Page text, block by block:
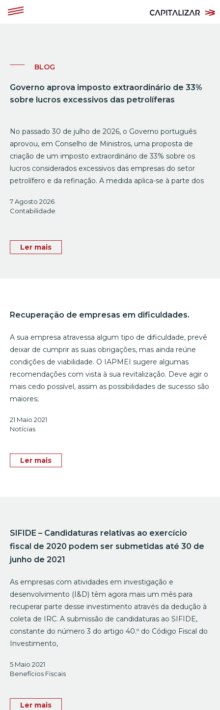
BLOG
Governo aprova imposto extraordinário de 33%
sobre lucros excessivos das petrolíferas
No passado 30 de julho de 2026, o Governo português
aprovou, em Conselho de Ministros, uma proposta de
criação de um imposto extraordinário de 33% sobre os
lucros considerados excessivos das empresas do setor
petrolífero e da refinação. A medida aplica-se à parte dos
7 Agosto 2026
Contabilidade
Ler mais
Recuperação de empresas em dificuldades.
A sua empresa atravessa algum tipo de dificuldade, prevê
deixar de cumprir as suas obrigações, mas ainda reúne
condições de viabilidade. O IAPMEI sugere algumas
recomendações com vista à sua revitalização. Deve agir o
mais cedo possível, assim as possibilidades de sucesso são
maiores;
21 Maio 2021
Notícias
Ler mais
SIFIDE – Candidaturas relativas ao exercício
fiscal de 2020 podem ser submetidas até 30 de
junho de 2021
As empresas com atividades em investigação e
desenvolvimento (I&D) têm agora mais um mês para
recuperar parte desse investimento através da dedução à
coleta de IRC. A submissão de candidaturas ao SIFIDE,
constante do número 3 do artigo 40.º do Código Fiscal do
Investimento,
5 Maio 2021
Benefícios Fiscais
Ler mais